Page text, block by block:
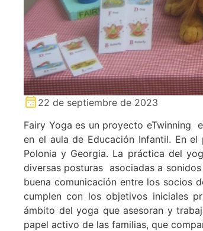
22 de septiembre de 2023
Fairy Yoga es un proyecto eTwinning
en el aula de Educación Infantil. En
Polonia y Georgia. La práctica del
diversas posturas asociadas a
buena comunicación entre los socios
cumplen con los objetivos iniciales
ámbito del yoga que asesoran y
papel activo de las familias, que